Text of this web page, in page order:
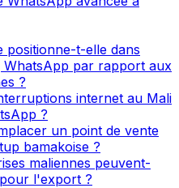
positionne-t-elle dans
par rapport aux
?
internet au Mali
?
un point de vente
bamakoise ?
maliennes peuvent-
l'export ?